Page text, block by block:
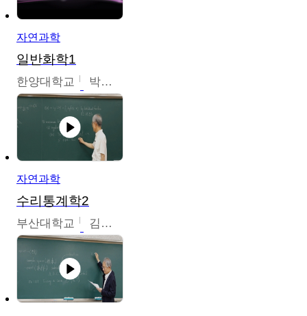
자연과학
일반화학1
한양대학교 박경호
자연과학
수리통계학2
부산대학교 김충락